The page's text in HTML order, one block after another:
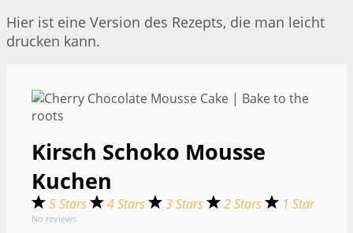
Hier ist eine Version des Rezepts, die man leicht
drucken kann.
Kirsch Schoko Mousse
Kuchen
5 Stars 4 Stars 3 Stars 2 Stars 1 Star
No reviews